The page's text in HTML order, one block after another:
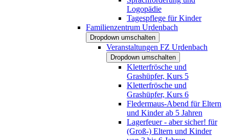
Logopädie
Tagespflege für Kinder
Familienzentrum Urdenbach
Dropdown umschalten
Veranstaltungen FZ Urdenbach
Dropdown umschalten
Kletterfrösche und
Grashüpfer, Kurs 5
Kletterfrösche und
Grashüpfer, Kurs 6
Fledermaus-Abend für Eltern
und Kinder ab 5 Jahren
Lagerfeuer - aber sicher! für
(Groß-) Eltern und Kinder